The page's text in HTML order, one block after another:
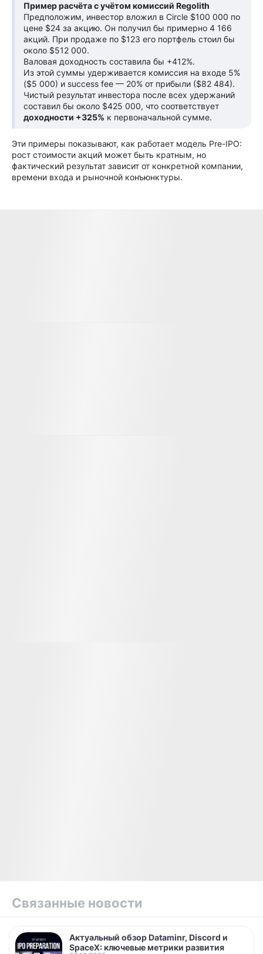
Пример расчёта с учётом комиссий Regolith
Предположим, инвестор вложил в Circle $100 000 по
цене $24 за акцию. Он получил бы примерно 4 166
акций. При продаже по $123 его портфель стоил бы
около $512 000.
Валовая доходность составила бы +412%.
Из этой суммы удерживается комиссия на входе 5%
($5 000) и success fee — 20% от прибыли ($82 484).
Чистый результат инвестора после всех удержаний
составил бы около $425 000, что соответствует
доходности +325% к первоначальной сумме.
Эти примеры показывают, как работает модель Pre-IPO:
рост стоимости акций может быть кратным, но
фактический результат зависит от конкретной компании,
времени входа и рыночной конъюнктуры.
Связанные новости
Актуальный обзор Dataminr, Discord и
SpaceX: ключевые метрики развития